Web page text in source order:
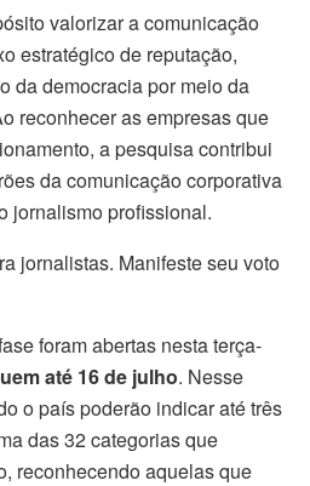
valorizar a comunicação
estratégico de reputação,
da democracia por meio da
reconhecer as empresas que
a pesquisa contribui
da comunicação corporativa
jornalismo profissional.
jornalistas. Manifeste seu voto
foram abertas nesta terça-
até 16 de julho. Nesse
o país poderão indicar até três
das 32 categorias que
reconhecendo aquelas que